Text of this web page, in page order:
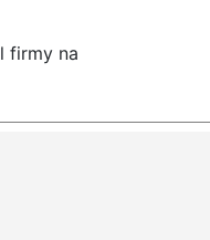
firmy na